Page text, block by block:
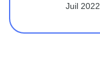
Juil 2022